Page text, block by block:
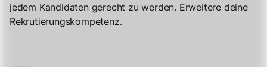
jedem Kandidaten gerecht zu werden. Erweitere deine
Rekrutierungskompetenz.